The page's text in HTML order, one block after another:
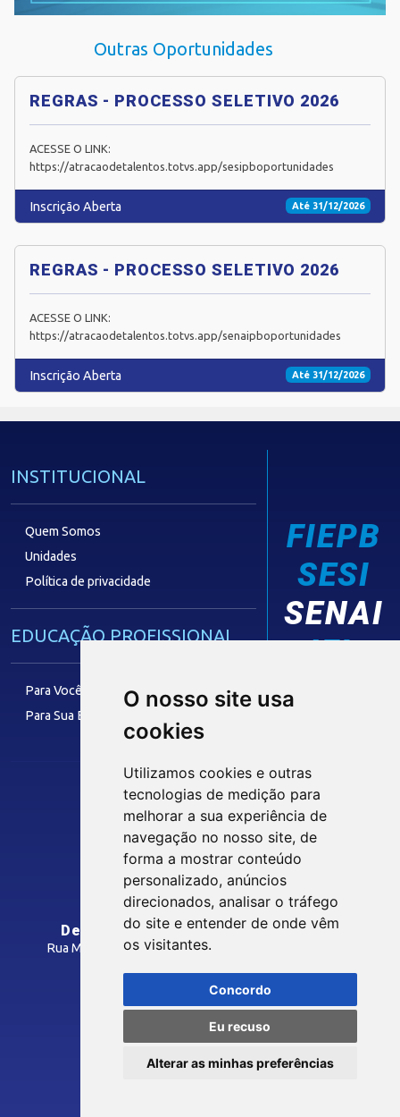
O nosso site usa
cookies
Utilizamos cookies e outras
tecnologias de medição para
melhorar a sua experiência de
navegação no nosso site, de
forma a mostrar conteúdo
personalizado, anúncios
direcionados, analisar o tráfego
do site e entender de onde vêm
os visitantes.
Concordo
Eu recuso
Alterar as minhas preferências
Outras Oportunidades
REGRAS - PROCESSO SELETIVO 2026
ACESSE O LINK:
https://atracaodetalentos.totvs.app/sesipboportunidades
Inscrição Aberta Até 31/12/2026
REGRAS - PROCESSO SELETIVO 2026
ACESSE O LINK:
https://atracaodetalentos.totvs.app/senaipboportunidades
Inscrição Aberta Até 31/12/2026
INSTITUCIONAL
Quem Somos
Unidades
Política de privacidade
EDUCAÇÃO PROFISSIONAL
Para Você
Para Sua Empresa
TECNOLOGIA E INOVAÇÃO
Eficiência Operacional
Têxtil e Confecção
MÍDIAS
FIEPB
SESI
SENAI
IEL
Siga nossas Redes Sociais
INTRANET
Departamento Regional do SENAI/PB
Rua Manoel Gonçalves Guimarães, 195 - José Pinheiro
Como Chegar
© 2026 FIEPB
Termos de Uso